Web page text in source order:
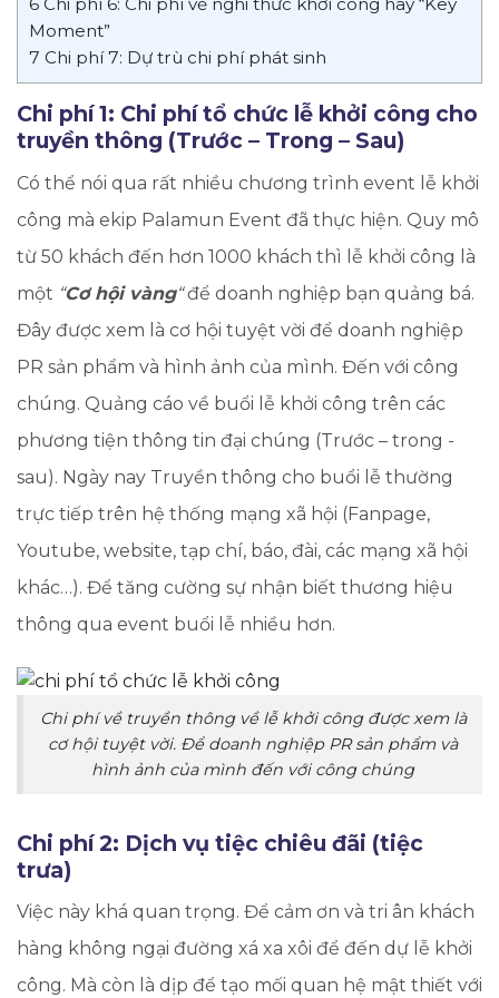
Moment”
7 ​Chi phí 7: Dự trù chi phí phát sinh
Chi phí 1: Chi phí tổ chức lễ khởi công cho
truyền thông (Trước – Trong – Sau)
Có thể nói qua rất nhiều chương trình event lễ khởi
công mà ekip Palamun Event đã thực hiện. Quy mô
từ 50 khách đến hơn 1000 khách thì lễ khởi công là
một “Cơ hội vàng“để doanh nghiệp bạn quảng bá.
Đây được xem là cơ hội tuyệt vời để doanh nghiệp
PR sản phẩm và hình ảnh của mình. Đến với công
chúng. Quảng cáo về buổi lễ khởi công trên các
phương tiện thông tin đại chúng (Trước – trong -
sau). Ngày nay Truyền thông cho buổi lễ thường
trực tiếp trên hệ thống mạng xã hội (Fanpage,
Youtube, website, tạp chí, báo, đài, các mạng xã hội
khác…). Để tăng cường sự nhận biết thương hiệu
thông qua event buổi lễ nhiều hơn.
Chi phí về truyền thông về lễ khởi công được xem là
cơ hội tuyệt vời. Để doanh nghiệp PR sản phẩm và
hình ảnh của mình đến với công chúng
​Chi phí 2: Dịch vụ tiệc chiêu đãi (tiệc
trưa)
Việc này khá quan trọng. Để cảm ơn và tri ân khách
hàng không ngại đường xá xa xôi để đến dự lễ khởi
công. Mà còn là dịp để tạo mối quan hệ mật thiết với